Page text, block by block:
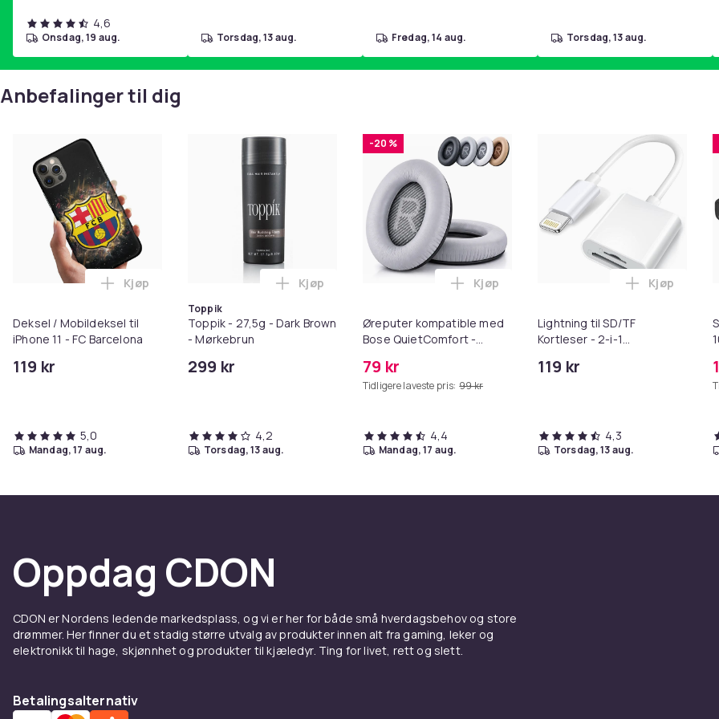
4,6
onsdag, 19 aug. torsdag, 13 aug. fredag, 14 aug. torsdag, 13 aug.
Anbefalinger til dig
Deksel / Mobildeksel til
iPhone 11 - FC Barcelona
119 kr
Legg Deksel / Mobildeksel til iPhone 11 - FC Barcelona i handlekurven
Kjøp
5,0
mandag, 17 aug.
Toppik
Toppik - 27,5g - Dark Brown
- Mørkebrun
299 kr
Legg Toppik - 27,5g - Dark Brown - Mørkebrun i handlekurven
Kjøp
4,2
torsdag, 13 aug.
-20 %
Øreputer kompatible med
Bose QuietComfort -
Grå
79 kr
Tidligere laveste pris: 99 kr
Legg Øreputer kompatible med Bose
Kjøp
4,4
mandag, 17 aug.
Lightning til SD/TF
Kortleser - 2-i-1
iPhone/iPad
119 kr
Legg
Kjøp
4,3
torsdag, 13 aug.
Oppdag CDON
CDON er Nordens ledende markedsplass, og vi er her for både små hverdagsbehov og store
drømmer. Her finner du et stadig større utvalg av produkter innen alt fra gaming, leker og
elektronikk til hage, skjønnhet og produkter til kjæledyr. Ting for livet, rett og slett.
Betalingsalternativ